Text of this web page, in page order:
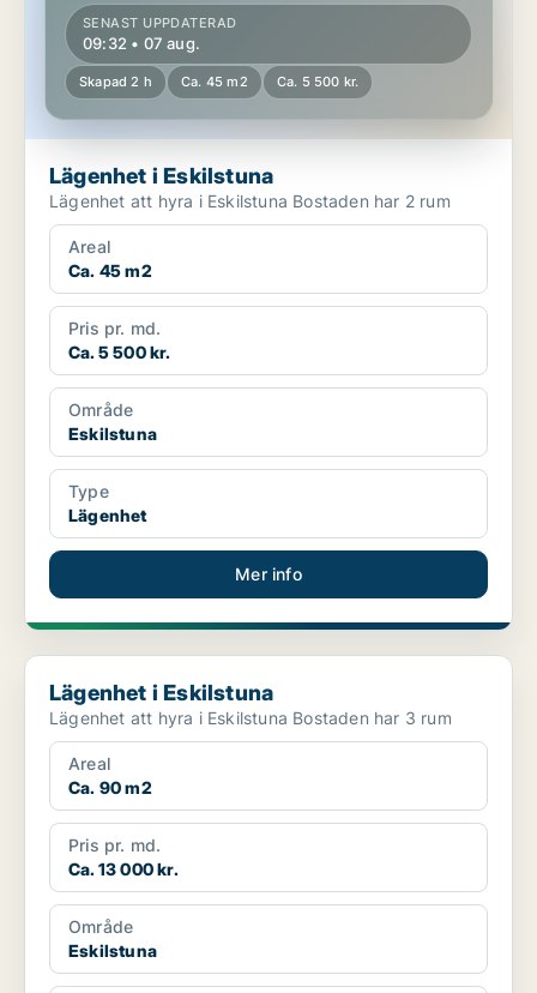
SENAST UPPDATERAD
09:32 • 07 aug.
Skapad 2 h Ca. 45 m2 Ca. 5 500 kr.
Lägenhet i Eskilstuna
Lägenhet att hyra i Eskilstuna Bostaden har 2 rum
Areal
Ca. 45 m2
Pris pr. md.
Ca. 5 500 kr.
Område
Eskilstuna
Type
Lägenhet
Mer info
Lägenhet i Eskilstuna
Lägenhet i Eskilstuna
Lägenhet att hyra i Eskilstuna Bostaden har 3 rum
Areal
Ca. 90 m2
Pris pr. md.
Ca. 13 000 kr.
Område
Eskilstuna